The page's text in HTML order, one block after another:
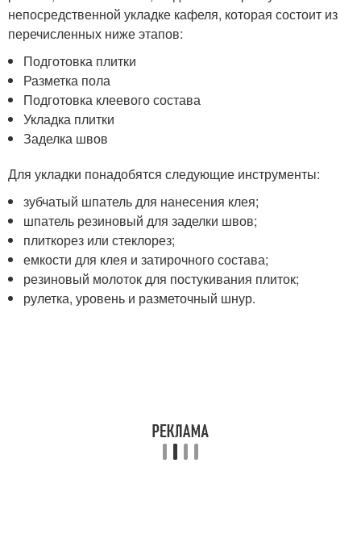
непосредственной укладке кафеля, которая состоит из
перечисленных ниже этапов:
Подготовка плитки
Разметка пола
Подготовка клеевого состава
Укладка плитки
Заделка швов
Для укладки понадобятся следующие инструменты:
зубчатый шпатель для нанесения клея;
шпатель резиновый для заделки швов;
плиткорез или стеклорез;
емкости для клея и затирочного состава;
резиновый молоток для постукивания плиток;
рулетка, уровень и разметочный шнур.